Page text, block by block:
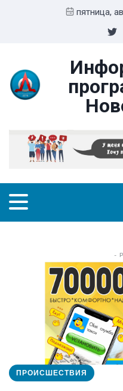
пятница,
-
ПРОИСШЕСТВИЯ